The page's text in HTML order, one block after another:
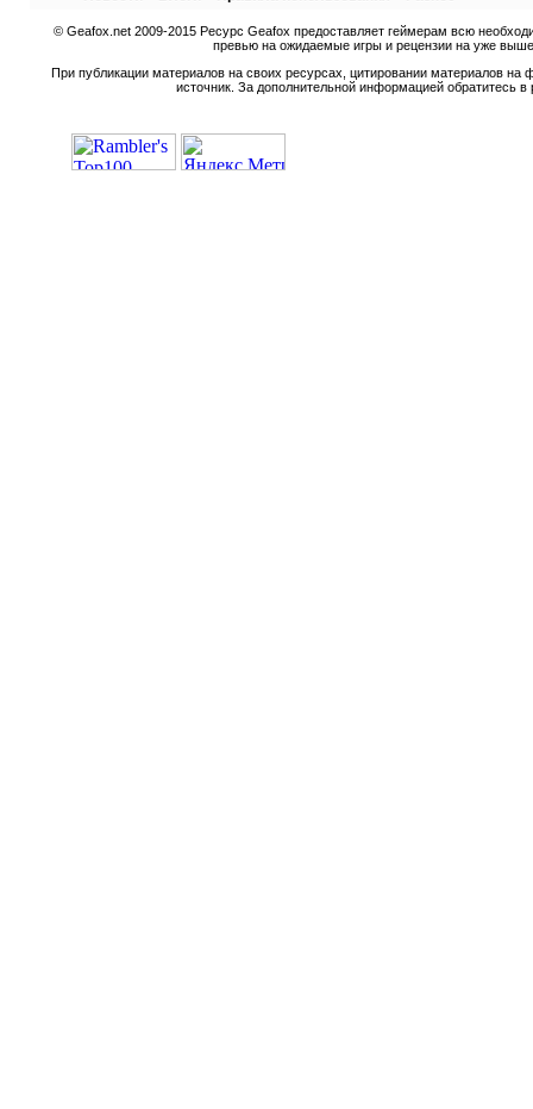
© Geafox.net 2009-2015 Ресурс Geafox предоставляет геймерам всю
превью на ожидаемые игры и рецензии на уже
При публикации материалов на своих ресурсах, цитировании материалов
источник. За дополнительной информацией обратитесь